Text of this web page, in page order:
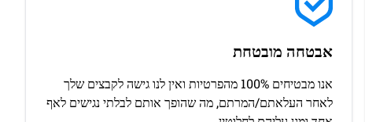
אבטחה מובטחת
אנו מבטיחים 100% מהפרטיות ואין לנו גישה לקבצים שלך
לאחר העלאתם/המרתם, מה שהופך אותם לבלתי נגישים לאף